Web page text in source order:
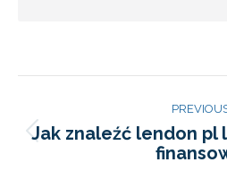
Jak znaleźć lendon